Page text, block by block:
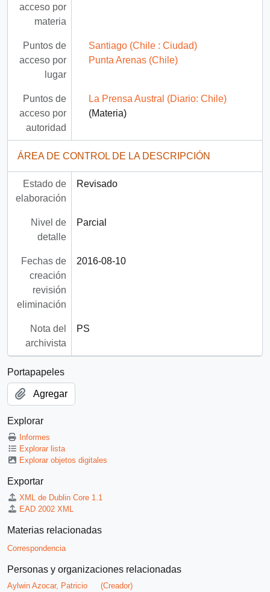
acceso por
materia
Puntos de
acceso por
lugar
Santiago (Chile : Ciudad)
Punta Arenas (Chile)
Puntos de
acceso por
autoridad
La Prensa Austral (Diario: Chile)
(Materia)
ÁREA DE CONTROL DE LA DESCRIPCIÓN
Estado de
elaboración
Revisado
Nivel de
detalle
Parcial
Fechas de
creación
revisión
eliminación
2016-08-10
Nota del
archivista
PS
Portapapeles
Agregar
Explorar
Informes
Explorar lista
Explorar objetos digitales
Exportar
XML de Dublin Core 1.1
EAD 2002 XML
Materias relacionadas
Correspondencia
Personas y organizaciones relacionadas
Aylwin Azocar, Patricio
(Creador)